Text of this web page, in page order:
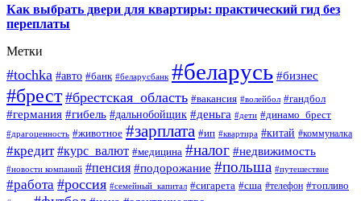
Как выбрать двери для квартиры: практический гид без
переплаты
Метки
#tochka #авто #банк #беларусбанк #беларусь #бизнес
#брест #брестская_область #вакансия #волейбол #гандбол
#германия #гибель #дальнобойщик #деньга #дети #динамо_брест
#драгоценность #животное #зарплата #ип #квартира #китай #коммуналка
#кредит #курс_валют #медицина #налог #недвижимость
#новости компаний #пенсия #подорожание #польша #путешествие
#работа #россия #семейный_капитал #сигарета #сша #телефон #топливо